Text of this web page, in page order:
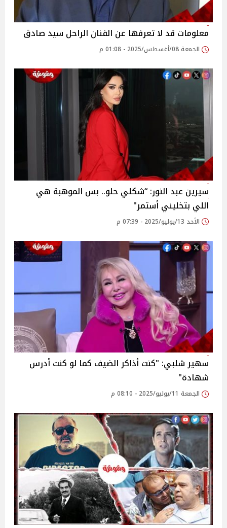
معلومات قد لا تعرفها عن الفنان الراحل سيد صادق
الجمعة 08/أغسطس/2025 - 01:08 م
سيرين عبد النور: “شكلي حلو.. بس الموهبة هي
اللي بتخليني أستمر‎"
الأحد 13/يوليو/2025 - 07:39 م
سهير شلبي: "كنت أذاكر الضيف كما لو كنت أدرس
شهادة"‎
الجمعة 11/يوليو/2025 - 08:10 م